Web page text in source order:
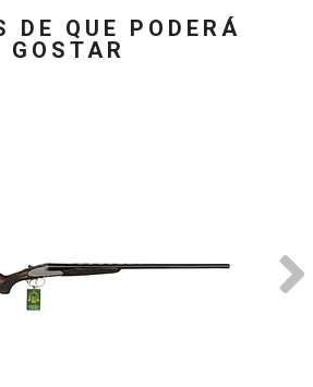
DE QUE PODERÁ
GOSTAR